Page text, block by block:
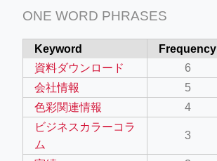
ONE WORD PHRASES
Keyword Frequency
資料ダウンロード
6
会社情報
5
色彩関連情報
4
ビジネスカラーコラ
ム
3